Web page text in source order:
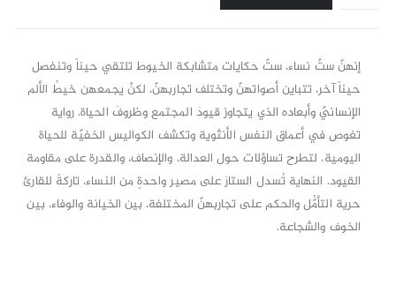
إنهنّ ستّ نساء، ستّ حكايات متشابكة الخيوط تلتقي حيناً وتنفصل
حيناً آخر، تتباين أصواتهنّ وتختلف تجاربهنّ، لكنْ يجمعهن خيطُ الألم
الإنسانيّ وأبعاده الذي يتجاوز قيودَ المجتمع وظروفَ الحياة. رواية
تغوص في أعماق النفس الأنثوية وتكشف الكواليس الخفيّة للحياة
اليومية، لتطرح تساؤلات حول العدالة، والإنصاف، والقدرة على مقاومة
القيود. النهاية تُسدل الستارَ على مصير واحدةٍ من النساء، تاركةً للقارئ
حرية التأمُّل والحكم على تجاربهنّ المختلفة، بين الخيانة والوفاء، بين
الخوف والشجاعة.